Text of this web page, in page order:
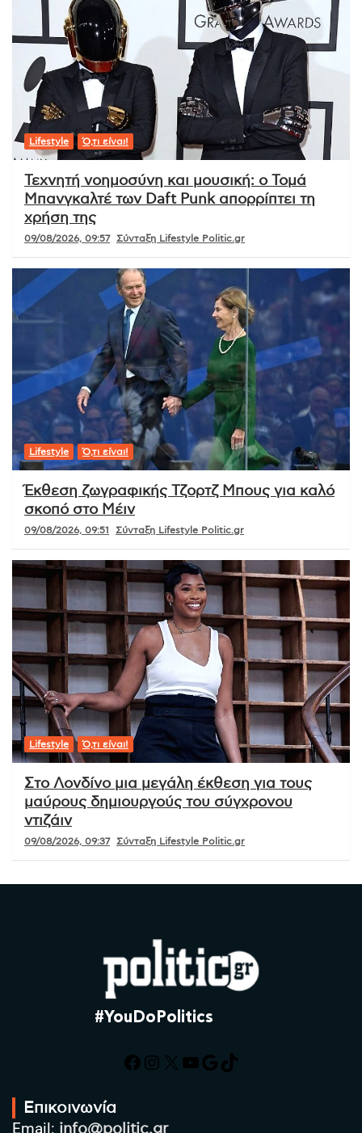
Lifestyle Ό,τι είναι!
Τεχνητή νοημοσύνη και μουσική: ο Τομά
Μπανγκαλτέ των Daft Punk απορρίπτει τη
χρήση της
09/08/2026, 09:57 Σύνταξη Lifestyle Politic.gr
Lifestyle Ό,τι είναι!
Έκθεση ζωγραφικής Τζορτζ Μπους για καλό
σκοπό στο Μέιν
09/08/2026, 09:51 Σύνταξη Lifestyle Politic.gr
Lifestyle Ό,τι είναι!
Στο Λονδίνο μια μεγάλη έκθεση για τους
μαύρους δημιουργούς του σύγχρονου
ντιζάιν
09/08/2026, 09:37 Σύνταξη Lifestyle Politic.gr
#YouDoPolitics
Facebook
Instagram
X YouTube
Google
TikTok
Επικοινωνία
Email: info@politic.gr